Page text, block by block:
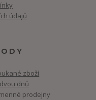
údajů
zboží
dnů
prodejny